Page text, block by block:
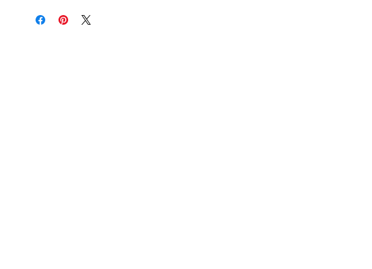
Compatible avec: Hydropool
Signature/Autonettoyant (sauf pour le modèle 395 or
filtre s'il est marqué et comparer aux informations
répertoriées dans la description du produit.
commandes admissibles de 75$ et plus avant taxes,